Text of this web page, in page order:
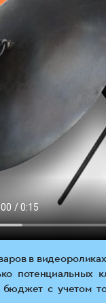
в
потенциальных
бюджет с учетом